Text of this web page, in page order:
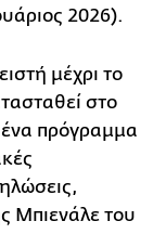
2026).
μέχρι το
στο
πρόγραμμα
Μπιενάλε του